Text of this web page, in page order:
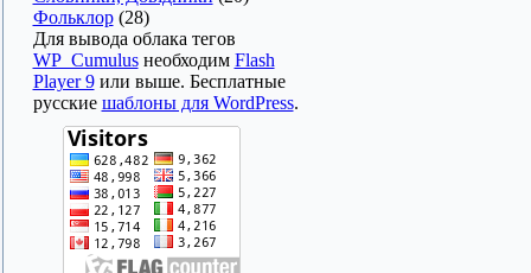
Фольклор(28)
Для вывода облака тегов
WP_Cumulusнеобходим Flash
Player 9или выше. Бесплатные
русские шаблоны для WordPress.